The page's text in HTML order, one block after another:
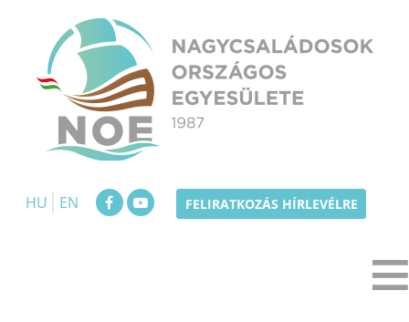
content
HU
EN FELIRATKOZÁS HÍRLEVÉLRE